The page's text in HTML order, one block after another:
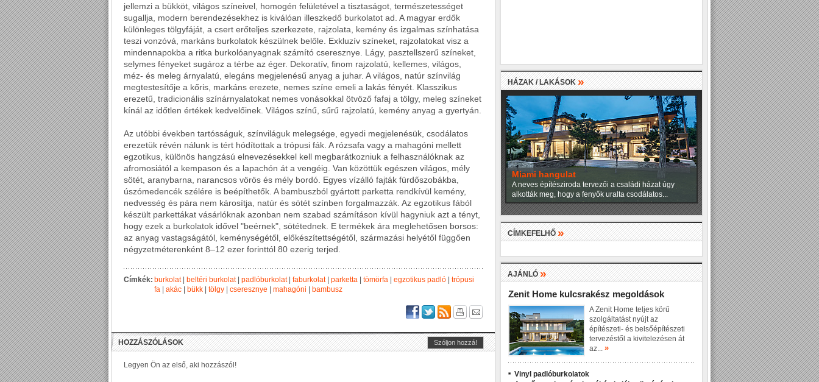
jellemzi a bükköt, világos színeivel, homogén felületével a tisztaságot, természetességet
sugallja, modern berendezésekhez is kiválóan illeszkedő burkolatot ad. A magyar erdők
különleges tölgyfáját, a csert erőteljes szerkezete, rajzolata, kemény és izgalmas színhatása
teszi vonzóvá, markáns burkolatok készülnek belőle. Exkluzív színeket, rajzolatokat visz a
mindennapokba a ritka burkolóanyagnak számító cseresznye. Lágy, pasztellszerű színeket,
selymes fényeket sugároz a térbe az éger. Dekoratív, finom rajzolatú, kellemes, világos,
méz- és meleg árnyalatú, elegáns megjelenésű anyag a juhar. A világos, natúr színvilág
megtestesítője a kőris, markáns erezete, nemes színe emeli a lakás fényét. Klasszikus
erezetű, tradicionális színárnyalatokat nemes vonásokkal ötvöző fafaj a tölgy, meleg színeket
kínál az időtlen értékek kedvelőinek. Világos színű, sűrű rajzolatú, kemény anyag a gyertyán.
Az utóbbi években tartósságuk, színviláguk melegsége, egyedi megjelenésük, csodálatos
erezetük révén nálunk is tért hódítottak a trópusi fák. A rózsafa vagy a mahagóni mellett
egzotikus, különös hangzású elnevezésekkel kell megbarátkozniuk a felhasználóknak az
afromosiától a kempason és a lapachón át a vengéig. Van közöttük egészen világos, mély
sötét, aranybarna, narancsos vörös és mély bordó. Egyes vízálló fajták fürdőszobákba,
úszómedencék szélére is beépíthetők. A bambuszból gyártott parketta rendkívül kemény,
nedvesség és pára nem károsítja, natúr és sötét színben forgalmazzák. Az egzotikus fából
készült parkettákat vásárlóknak azonban nem szabad számításon kívül hagyniuk azt a tényt,
hogy ezek a burkolatok idővel "beérnek", sötétednek. E termékek ára meglehetősen borsos:
az anyag vastagságától, keménységétől, előkészítettségétől, származási helyétől függően
négyzetméterenként 8–12 ezer forinttól 80 ezerig terjed.
Címkék: burkolat| beltéri burkolat| padlóburkolat| faburkolat| parketta tömörfa egzotikus padló
trópusi
fa
akác bükk tölgy cseresznye mahagóni bambusz
HÁZAK / LAKÁSOK »
Miami hangulat
A neves építésziroda tervezői a családi házat úgy
alkották meg, hogy a fenyők uralta csodálatos...
CÍMKEFELHŐ»
AJÁNLÓ»
Zenit Home kulcsrakész megoldások
A Zenit Home teljes körű
szolgáltatást nyújt az
építészeti- és belsőépítészeti
tervezéstől a kivitelezésen át
az... »
Vinyl padlóburkolatok